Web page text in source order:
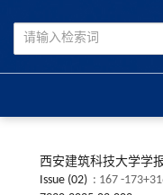
西安建筑科技大学学
Issue (02) : 167 -